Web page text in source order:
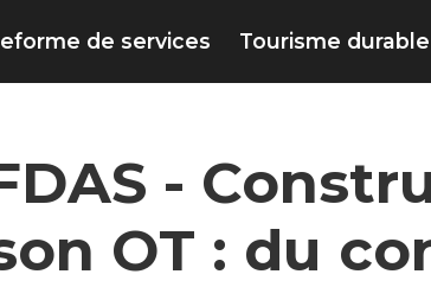
de services Tourisme durable
-
OT : du